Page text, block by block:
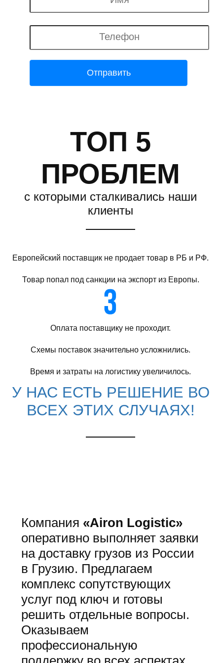
ТОП 5
ПРОБЛЕМ
с которыми сталкивались наши
клиенты
Европейский поставщик не продает товар в РБ и РФ.
Товар попал под санкции на экспорт из Европы.
Оплата поставщику не проходит.
Схемы поставок значительно усложнились.
Время и затраты на логистику увеличилось.
У НАС ЕСТЬ РЕШЕНИЕ ВО
ВСЕХ ЭТИХ СЛУЧАЯХ!
Компания «Airon Logistic»
оперативно выполняет заявки
на доставку грузов из России
в Грузию. Предлагаем
комплекс сопутствующих
услуг под ключ и готовы
решить отдельные вопросы.
Оказываем
профессиональную